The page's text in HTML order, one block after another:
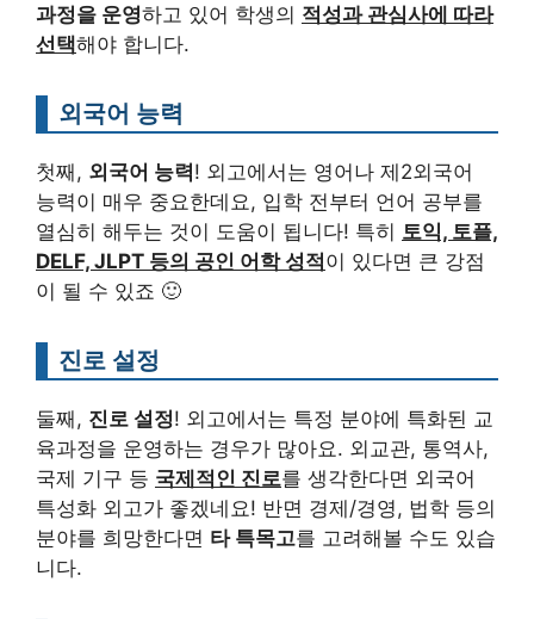
과정을 운영하고 있어 학생의 적성과 관심사에 따라
선택해야 합니다.
외국어 능력
첫째, 외국어 능력! 외고에서는 영어나 제2외국어
능력이 매우 중요한데요, 입학 전부터 언어 공부를
열심히 해두는 것이 도움이 됩니다! 특히 토익, 토플,
DELF, JLPT 등의 공인 어학 성적이 있다면 큰 강점
이 될 수 있죠 🙂
진로 설정
둘째, 진로 설정! 외고에서는 특정 분야에 특화된 교
육과정을 운영하는 경우가 많아요. 외교관, 통역사,
국제 기구 등 국제적인 진로를 생각한다면 외국어
특성화 외고가 좋겠네요! 반면 경제/경영, 법학 등의
분야를 희망한다면 타 특목고를 고려해볼 수도 있습
니다.